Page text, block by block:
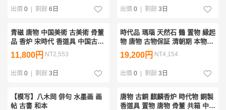
出價 0 | 剩餘 6日 出價 0 | 剩餘 3日
青磁 唐物 中国美術 古美術 骨董
品 香炉 宋時代 香道具 中国古玩
龍泉窯 置物
11,800円 NT2,553
出價 0 | 剩餘 3日
時代品 瑪瑙 天然石 鶴 置物 縁起
物 唐物 古物保証 清朝期 本物保
証 (珊瑚 宝石
19,200円 NT4,154
出價 0 | 剩餘 3日
【模写】八木岡 俳句 水墨画 画
帖 古書 和本
唐物 古銅 麒麟香炉 時代物 銅製
香道具 置物 唐物 骨董 共箱 中国